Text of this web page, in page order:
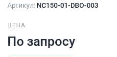
Артикул: NC150-01-DBO-003
ЦЕНА
По запросу